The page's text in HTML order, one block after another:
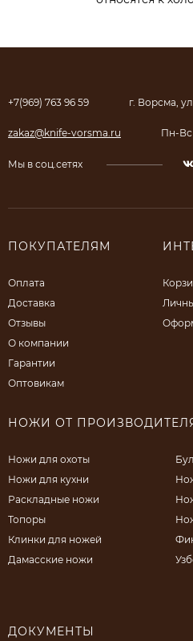
+7(969) 763 96 59 г. Ворсма,
zakaz@knife-vorsma.ru Пн-Вс
Мы в соц.сетях
ПОКУПАТЕЛЯМ
Оплата
Доставка
Отзывы
О компании
Гарантии
Оптовикам
НОЖИ ОТ
Ножи для охоты
Ножи для кухни
Раскладные ножи
Топоры
Клинки для ножей
Дамасские ножи
ДОКУМЕНТЫ